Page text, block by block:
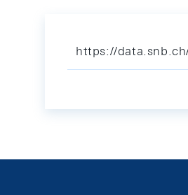
https://